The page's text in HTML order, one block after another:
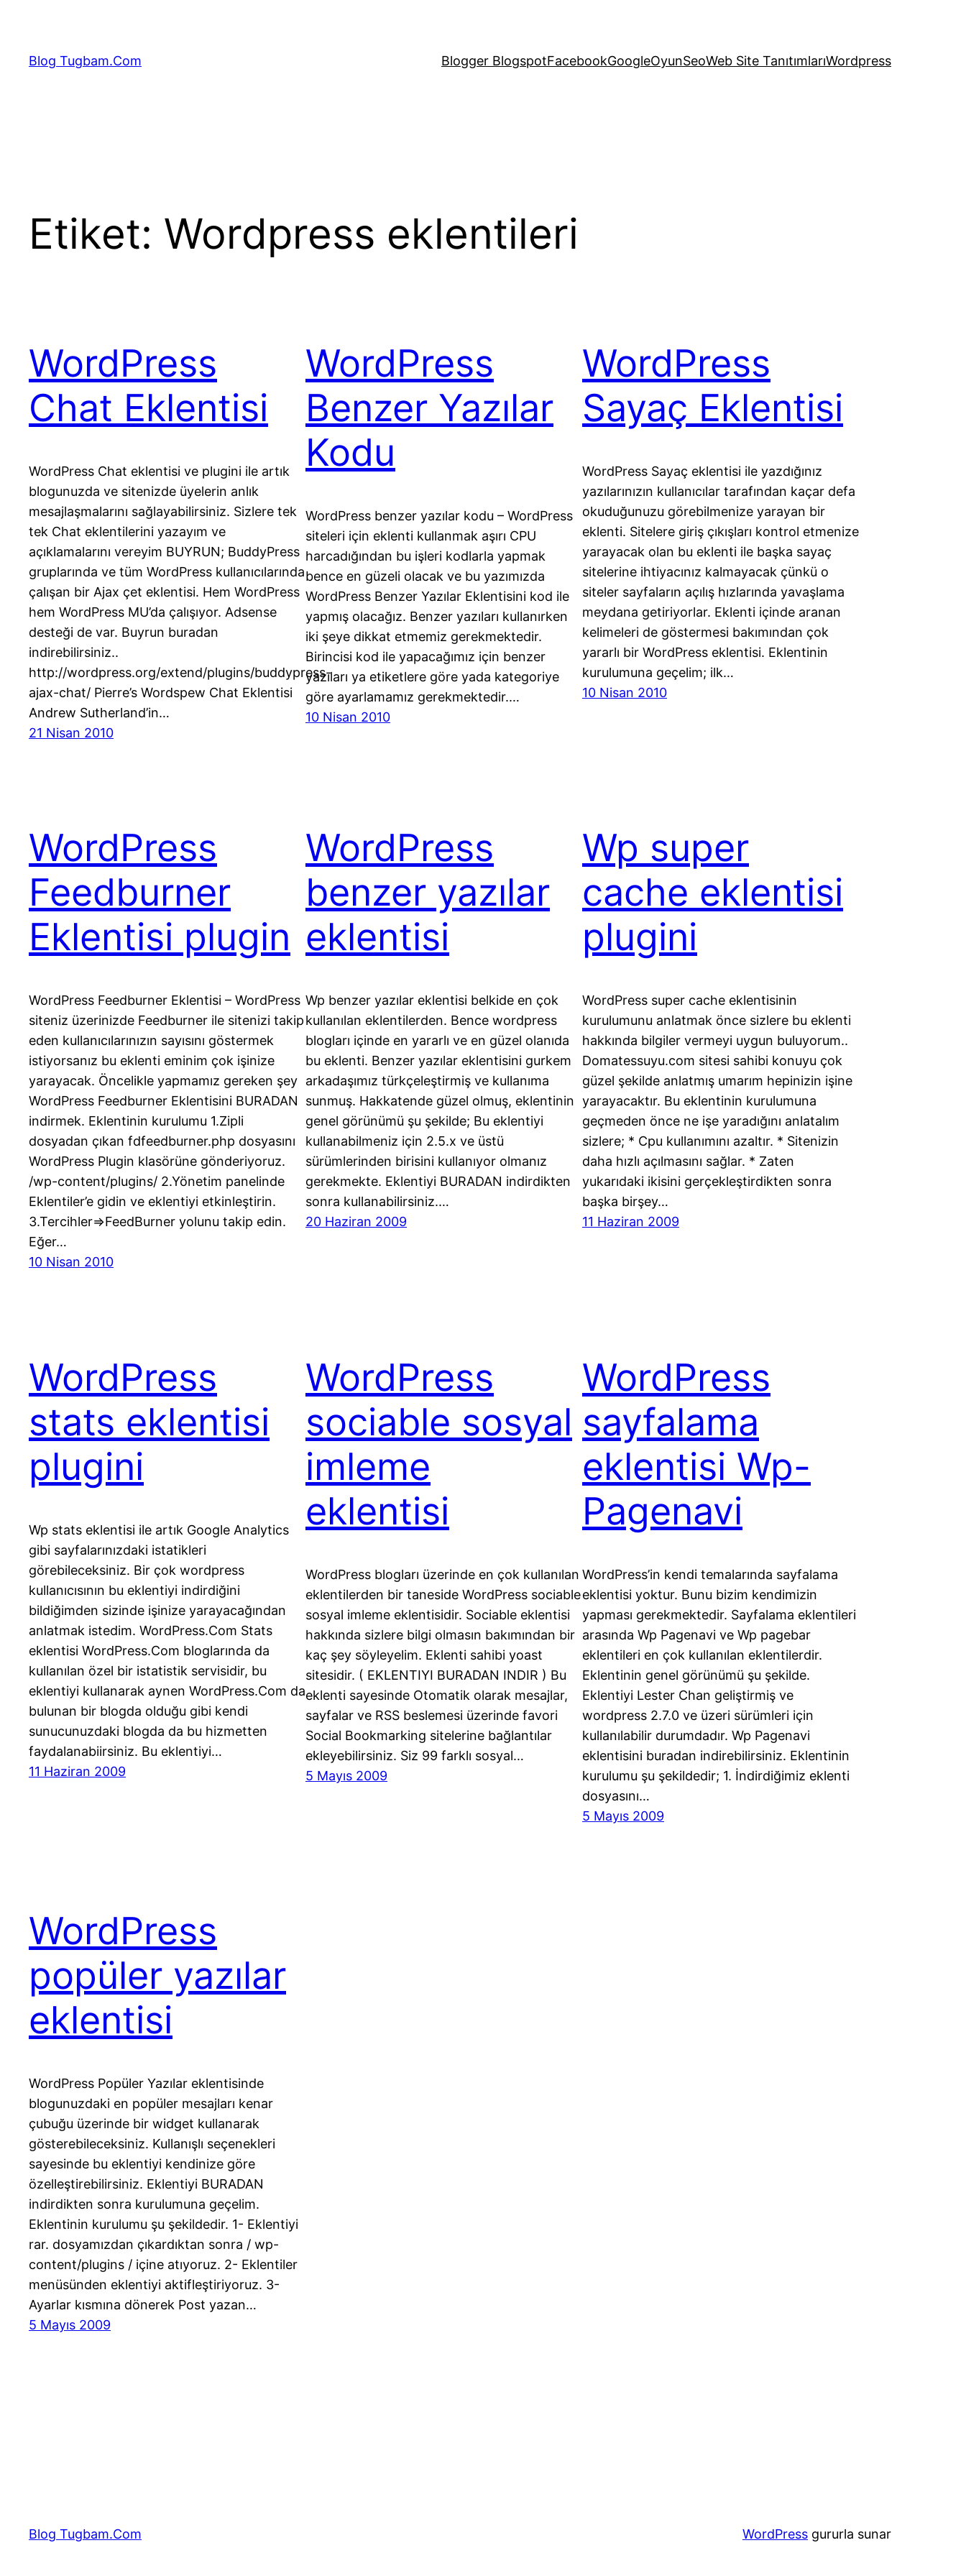
Blog Tugbam.Com
Blogger BlogspotFacebookGoogleOyunSeoWeb Site TanıtımlarıWordpress
Etiket: Wordpress eklentileri
WordPress
Chat Eklentisi
WordPress Chat eklentisi ve plugini ile artık
blogunuzda ve sitenizde üyelerin anlık
mesajlaşmalarını sağlayabilirsiniz. Sizlere tek
tek Chat eklentilerini yazayım ve
açıklamalarını vereyim BUYRUN; BuddyPress
gruplarında ve tüm WordPress kullanıcılarında
çalışan bir Ajax çet eklentisi. Hem WordPress
hem WordPress MU’da çalışıyor. Adsense
desteği de var. Buyrun buradan
indirebilirsiniz..
http://wordpress.org/extend/plugins/buddypress-
ajax-chat/ Pierre’s Wordspew Chat Eklentisi
Andrew Sutherland’in…
21 Nisan 2010
WordPress
Benzer Yazılar
Kodu
WordPress benzer yazılar kodu – WordPress
siteleri için eklenti kullanmak aşırı CPU
harcadığından bu işleri kodlarla yapmak
bence en güzeli olacak ve bu yazımızda
WordPress Benzer Yazılar Eklentisini kod ile
yapmış olacağız. Benzer yazıları kullanırken
iki şeye dikkat etmemiz gerekmektedir.
Birincisi kod ile yapacağımız için benzer
yazıları ya etiketlere göre yada kategoriye
göre ayarlamamız gerekmektedir.…
10 Nisan 2010
WordPress
Sayaç Eklentisi
WordPress Sayaç eklentisi ile yazdığınız
yazılarınızın kullanıcılar tarafından kaçar defa
okuduğunuzu görebilmenize yarayan bir
eklenti. Sitelere giriş çıkışları kontrol etmenize
yarayacak olan bu eklenti ile başka sayaç
sitelerine ihtiyacınız kalmayacak çünkü o
siteler sayfaların açılış hızlarında yavaşlama
meydana getiriyorlar. Eklenti içinde aranan
kelimeleri de göstermesi bakımından çok
yararlı bir WordPress eklentisi. Eklentinin
kurulumuna geçelim; ilk…
10 Nisan 2010
WordPress
Feedburner
Eklentisi plugin
WordPress Feedburner Eklentisi – WordPress
siteniz üzerinizde Feedburner ile sitenizi takip
eden kullanıcılarınızın sayısını göstermek
istiyorsanız bu eklenti eminim çok işinize
yarayacak. Öncelikle yapmamız gereken şey
WordPress Feedburner Eklentisini BURADAN
indirmek. Eklentinin kurulumu 1.Zipli
dosyadan çıkan fdfeedburner.php dosyasını
WordPress Plugin klasörüne gönderiyoruz.
/wp-content/plugins/ 2.Yönetim panelinde
Eklentiler’e gidin ve eklentiyi etkinleştirin.
3.Tercihler=>FeedBurner yolunu takip edin.
Eğer…
10 Nisan 2010
WordPress
benzer yazılar
eklentisi
Wp benzer yazılar eklentisi belkide en çok
kullanılan eklentilerden. Bence wordpress
blogları içinde en yararlı ve en güzel olanıda
bu eklenti. Benzer yazılar eklentisini gurkem
arkadaşımız türkçeleştirmiş ve kullanıma
sunmuş. Hakkatende güzel olmuş, eklentinin
genel görünümü şu şekilde; Bu eklentiyi
kullanabilmeniz için 2.5.x ve üstü
sürümlerinden birisini kullanıyor olmanız
gerekmekte. Eklentiyi BURADAN indirdikten
sonra kullanabilirsiniz.…
20 Haziran 2009
Wp super
cache eklentisi
plugini
WordPress super cache eklentisinin
kurulumunu anlatmak önce sizlere bu eklenti
hakkında bilgiler vermeyi uygun buluyorum..
Domatessuyu.com sitesi sahibi konuyu çok
güzel şekilde anlatmış umarım hepinizin işine
yarayacaktır. Bu eklentinin kurulumuna
geçmeden önce ne işe yaradığını anlatalım
sizlere; * Cpu kullanımını azaltır. * Sitenizin
daha hızlı açılmasını sağlar. * Zaten
yukarıdaki ikisini gerçekleştirdikten sonra
başka birşey…
11 Haziran 2009
WordPress
stats eklentisi
plugini
Wp stats eklentisi ile artık Google Analytics
gibi sayfalarınızdaki istatikleri
görebileceksiniz. Bir çok wordpress
kullanıcısının bu eklentiyi indirdiğini
bildiğimden sizinde işinize yarayacağından
anlatmak istedim. WordPress.Com Stats
eklentisi WordPress.Com bloglarında da
kullanılan özel bir istatistik servisidir, bu
eklentiyi kullanarak aynen WordPress.Com da
bulunan bir blogda olduğu gibi kendi
sunucunuzdaki blogda da bu hizmetten
faydalanabiirsiniz. Bu eklentiyi…
11 Haziran 2009
WordPress
sociable sosyal
imleme
eklentisi
WordPress blogları üzerinde en çok kullanılan
eklentilerden bir taneside WordPress sociable
sosyal imleme eklentisidir. Sociable eklentisi
hakkında sizlere bilgi olmasın bakımından bir
kaç şey söyleyelim. Eklenti sahibi yoast
sitesidir. ( EKLENTIYI BURADAN INDIR ) Bu
eklenti sayesinde Otomatik olarak mesajlar,
sayfalar ve RSS beslemesi üzerinde favori
Social Bookmarking sitelerine bağlantılar
ekleyebilirsiniz. Siz 99 farklı sosyal…
5 Mayıs 2009
WordPress
sayfalama
eklentisi Wp-
Pagenavi
WordPress’in kendi temalarında sayfalama
eklentisi yoktur. Bunu bizim kendimizin
yapması gerekmektedir. Sayfalama eklentileri
arasında Wp Pagenavi ve Wp pagebar
eklentileri en çok kullanılan eklentilerdir.
Eklentinin genel görünümü şu şekilde.
Eklentiyi Lester Chan geliştirmiş ve
wordpress 2.7.0 ve üzeri sürümleri için
kullanılabilir durumdadır. Wp Pagenavi
eklentisini buradan indirebilirsiniz. Eklentinin
kurulumu şu şekildedir; 1. İndirdiğimiz eklenti
dosyasını…
5 Mayıs 2009
WordPress
popüler yazılar
eklentisi
WordPress Popüler Yazılar eklentisinde
blogunuzdaki en popüler mesajları kenar
çubuğu üzerinde bir widget kullanarak
gösterebileceksiniz. Kullanışlı seçenekleri
sayesinde bu eklentiyi kendinize göre
özelleştirebilirsiniz. Eklentiyi BURADAN
indirdikten sonra kurulumuna geçelim.
Eklentinin kurulumu şu şekildedir. 1- Eklentiyi
rar. dosyamızdan çıkardıktan sonra / wp-
content/plugins / içine atıyoruz. 2- Eklentiler
menüsünden eklentiyi aktifleştiriyoruz. 3-
Ayarlar kısmına dönerek Post yazan…
5 Mayıs 2009
Blog Tugbam.Com WordPress gururla sunar